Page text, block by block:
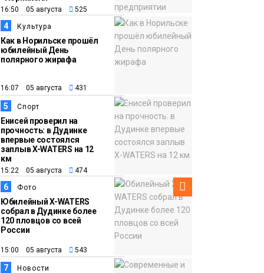
12:32
Общество
Торжественная
церемония
бракосочетания снова
прошла в «Башне»
16:50 05 августа 525
4 Культура
Как в Норильске прошёл
юбилейный День
полярного жирафа
16:07 05 августа 431
5 Спорт
Енисей проверил на
прочность: в Дудинке
впервые состоялся
заплыв X-WATERS на 12
км
15:22 05 августа 474
6 Фото
Юбилейный X-WATERS
собрал в Дудинке более
120 пловцов со всей
России
15:00 05 августа 543
7 Новости